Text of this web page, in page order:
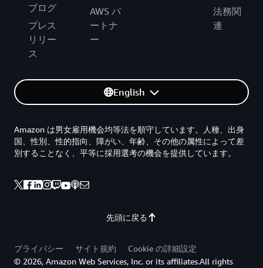
ブログ
プレス
リリー
ス
AWS パ
ートナ
ー
法務関
連
English
先頭に戻る
Amazon は男女雇用機会均等法を順守しています。人種、出身
国、性別、性的指向、障がい、年齢、その他の属性によって差
別することなく、平等に採用選考の機会を提供しています。
プライバシー サイト規約
Cookie の詳細設定
© 2026, Amazon Web Services, Inc. or its affiliates.All rights